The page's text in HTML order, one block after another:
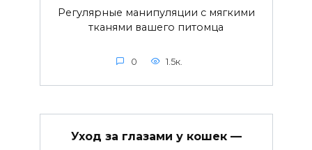
Регулярные манипуляции с мягкими
тканями вашего питомца
0 1.5к.
Уход за глазами у кошек —